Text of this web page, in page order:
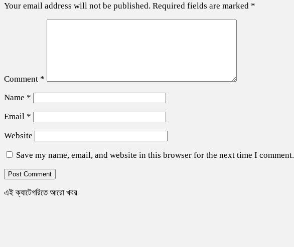
Your email address will not be published. Required fields are marked *
Comment *
Name *
Email *
Website
Save my name, email, and website in this browser for the next time I comment.
এই ক্যাটেগরিতে আরো খবর